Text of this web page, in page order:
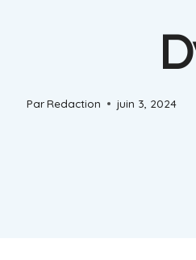
ParRedaction juin 3, 2024